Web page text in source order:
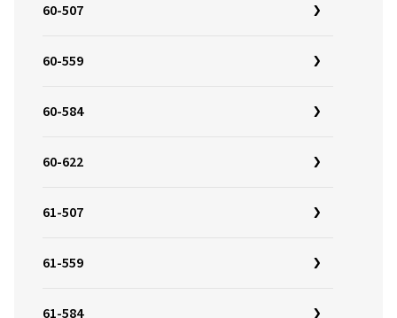
60-507
60-559
60-584
60-622
61-507
61-559
61-584